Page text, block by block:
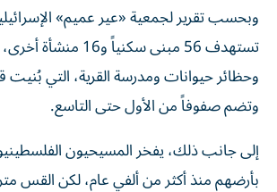
وبحسب تقرير لجمعية «عير عميم»
تستهدف 56 مبنى سكنياً
وتضم صفوفاً من الأول حتى التاسع.
إلى جانب ذلك، يفخر المسيحيون
بأرضهم منذ أكثر من ألفي عام، لكن القس